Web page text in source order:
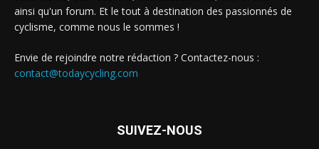
ainsi qu'un forum. Et le tout à destination des passionnés de
cyclisme, comme nous le sommes !
Envie de rejoindre notre rédaction ? Contactez-nous :
contact@todaycycling.com
SUIVEZ-NOUS